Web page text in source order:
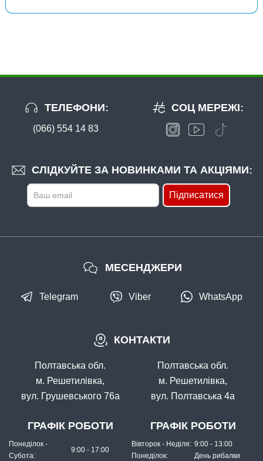
ТЕЛЕФОНИ:
(066) 554 14 83
СЛІДКУЙТЕ ЗА НОВИНКАМИ ТА АКЦІЯМИ:
Підписатися
СОЦ МЕРЕЖІ:
КОНТАКТИ
Полтавська обл.
м. Решетилівка,
вул. Грушевського 76а
ГРАФІК РОБОТИ
Понеділок -
Субота:
9:00 - 17:00
Полтавська обл.
м. Решетилівка,
вул. Полтавська 4а
ГРАФІК РОБОТИ
Вівторок - Неділя: 9:00 - 13:00
Понеділок:
День рибалки
МЕСЕНДЖЕРИ
Telegram Viber WhatsApp